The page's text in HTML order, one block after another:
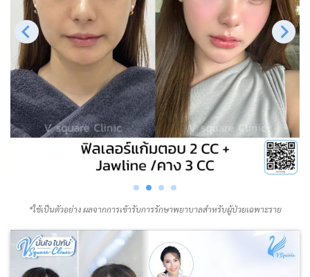
*ใช้เป็นตัวอย่าง ผลจากการเข้ารับการรักษาพยาบาลสำหรับผู้ป่วยเฉพาะราย